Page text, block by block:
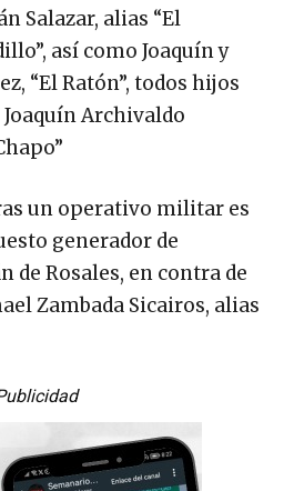
Salazar, alias “El
así como Joaquín y
“El Ratón”, todos hijos
Archivaldo
un operativo militar es
generador de
de Rosales, en contra de
Zambada Sicairos, alias